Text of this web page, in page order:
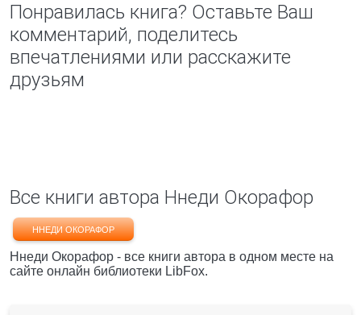
Понравилась книга? Оставьте Ваш
комментарий, поделитесь
впечатлениями или расскажите
друзьям
Все книги автора Ннеди Окорафор
ННЕДИ ОКОРАФОР
Ннеди Окорафор - все книги автора в одном месте на
сайте онлайн библиотеки LibFox.